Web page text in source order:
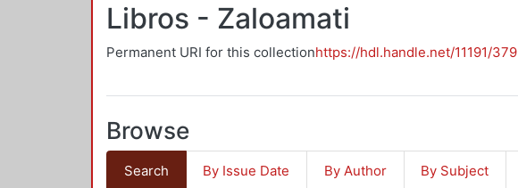
Libros - Zaloamati
Permanent URI for this collectionhttps://hdl.handle.net/11191/379
Browse
Search By Issue Date By Author By Subject